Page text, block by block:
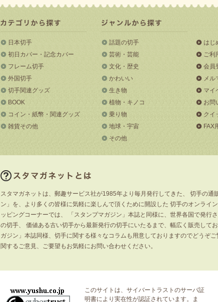
日本切手
初日カバー・記念カバー
フレーム切手
外国切手
切手関連グッズ
BOOK
コイン・紙幣・関連グッズ
雑貨その他
話題の切手
芸術・芸能
文化・歴史
かわいい
生き物
植物・キノコ
乗り物
地球・宇宙
その他
はじ
ご利
会員
メル
マイ
お問
クイ
FAX
スタマガネットは、郵趣サービス社が1985年より毎月発行してきた、 切手の通
ン」を、より多くの皆様に気軽に楽しんで頂くために開設した 切手のオンライ
ッピングコーナーでは、 「スタンプマガジン」本誌と同様に、世界各国で発行
の切手、 価値ある古い切手から最新発行の切手にいたるまで、幅広く販売して
ガジン」本誌同様、切手に関する様々なコラムも用意しておりますのでどうぞ
関するご意見、ご要望もお気軽にお問い合わせください。
このサイトは、サイバートラストのサーバ証
明書により実在性が認証されています。ま